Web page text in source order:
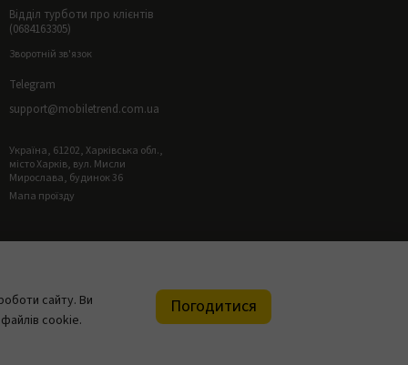
Відділ турботи про клієнтів
(0684163305)
Зворотній зв'язок
Telegram
support@mobiletrend.com.ua
Україна, 61202, Харківська обл.,
місто Харків, вул. Мисли
Мирослава, будинок 36
Мапа проїзду
сайту. Ви
cookie.
Погодитися